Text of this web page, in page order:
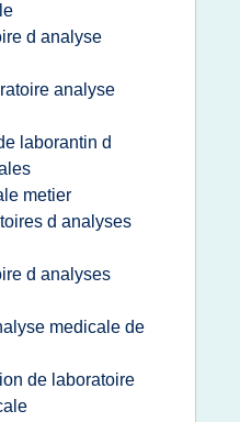
d analyse
analyse
laborantin d
metier
d analyses
d analyses
medicale de
de laboratoire